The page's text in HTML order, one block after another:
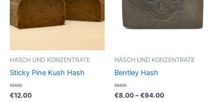
HASCH UND KONZENTRATE
Sticky Pine Kush Hash
Bewertet
€12.00
HASCH UND KONZENTRATE
Bentley Hash
Bewertet
€8.00–€94.00Preisspanne: